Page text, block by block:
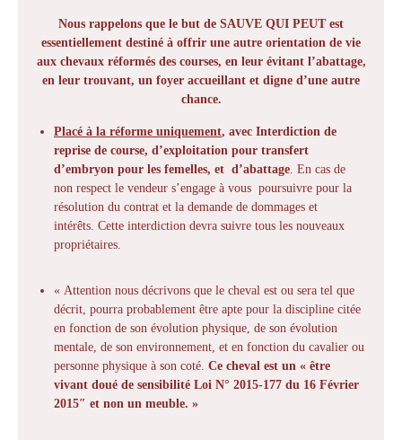
Nous rappelons que le but de SAUVE QUI PEUT est
essentiellement destiné à offrir une autre orientation de vie
aux chevaux réformés des courses, en leur évitant l’abattage,
en leur trouvant, un foyer accueillant et digne d’une autre
chance.
Placé à la réforme uniquement, avec Interdiction de
reprise de course, d’exploitation pour transfert
d’embryon pour les femelles, et d’abattage. En cas de
non respect le vendeur s’engage à vous poursuivre pour la
résolution du contrat et la demande de dommages et
intérêts. Cette interdiction devra suivre tous les nouveaux
propriétaires.
« Attention nous décrivons que le cheval est ou sera tel que
décrit, pourra probablement être apte pour la discipline citée
en fonction de son évolution physique, de son évolution
mentale, de son environnement, et en fonction du cavalier ou
personne physique à son coté. Ce cheval est un « être
vivant doué de sensibilité Loi N° 2015-177 du 16 Février
2015″ et non un meuble. »